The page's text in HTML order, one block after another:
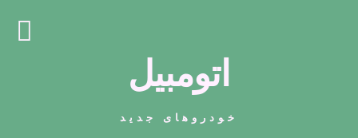
اتومبیل
خودروهای جدید